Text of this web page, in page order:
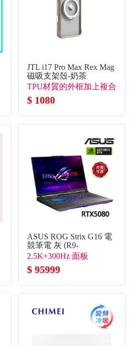
JTL i17 Pro Max Rex Mag
磁吸支架殼-奶茶
TPU材質的外框加上複合
背板
$ 1080
ASUS ROG Strix G16 電
競筆電 灰 (R9-
8940HX/16G/1TB
SSD/GeForce RTX5080)
2.5K+300Hz 面板
$ 95999